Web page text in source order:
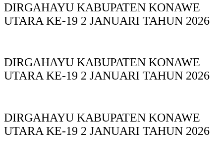
DIRGAHAYU KABUPATEN KONAWE
UTARA KE-19 2 JANUARI TAHUN 2026
DIRGAHAYU KABUPATEN KONAWE
UTARA KE-19 2 JANUARI TAHUN 2026
DIRGAHAYU KABUPATEN KONAWE
UTARA KE-19 2 JANUARI TAHUN 2026